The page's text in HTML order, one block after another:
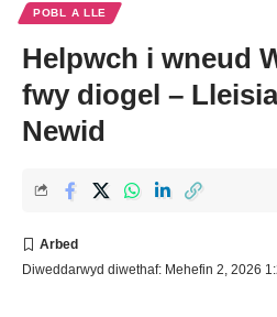
POBL A LLE
Helpwch i wneud
fwy diogel –
Newid
Diweddarwyd diwethaf: Mehefin 2, 2026